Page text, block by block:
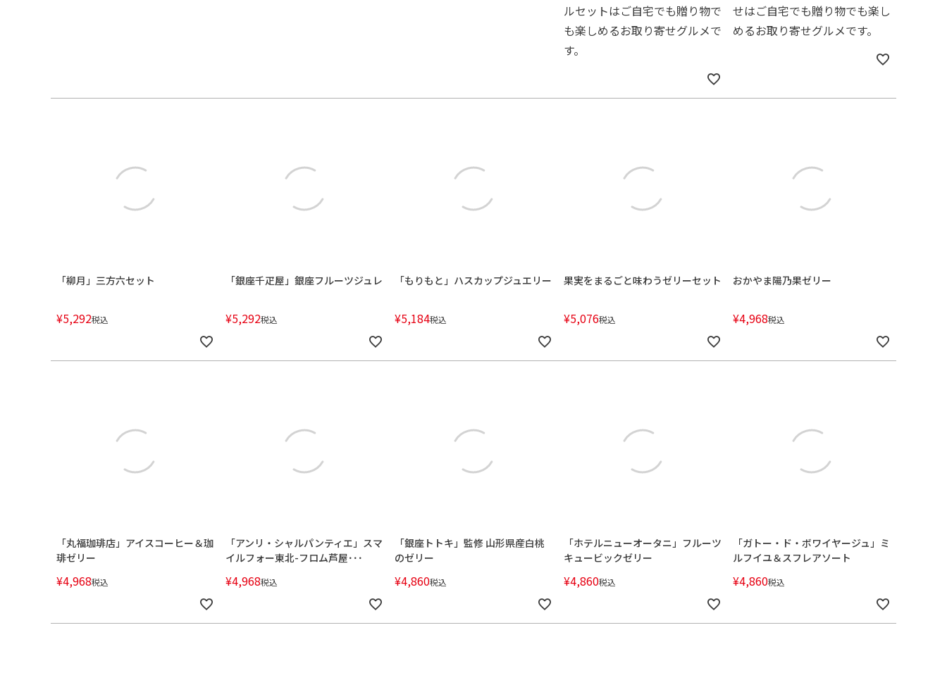
ルセットはご自宅でも贈り物で
も楽しめるお取り寄せグルメで
す。
せはご自宅でも贈り物でも楽し
めるお取り寄せグルメです。
「柳月」三方六セット
¥5,292税込
「銀座千疋屋」銀座フルーツジュレ
¥5,292税込
「もりもと」ハスカップジュエリー
¥5,184税込
果実をまるごと味わうゼリーセット
¥5,076税込
おかやま陽乃果ゼリー
¥4,968税込
「丸福珈琲店」アイスコーヒー＆珈
琲ゼリー
¥4,968税込
「アンリ・シャルパンティエ」スマ
イルフォー東北-フロム芦屋･･･
¥4,968税込
「銀座トトキ」監修 山形県産白桃
のゼリー
¥4,860税込
「ホテルニューオータニ」フルーツ
キュービックゼリー
¥4,860税込
「ガトー・ド・ボワイヤージュ」ミ
ルフイユ＆スフレアソート
¥4,860税込